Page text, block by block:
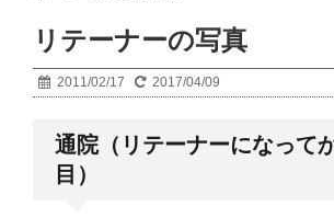
リテーナーの写真
2011/02/17 2017/04/09
通院（リテーナーになって
目）